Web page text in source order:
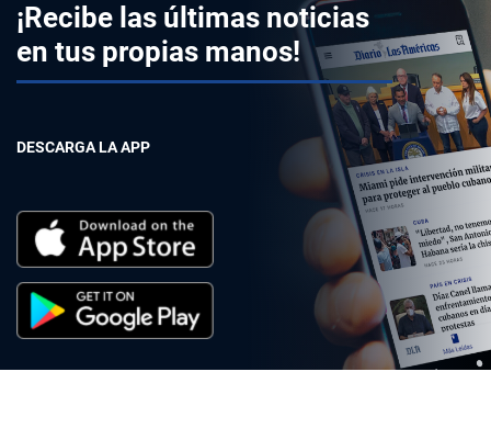
¡Recibe las últimas noticias
en tus propias manos!
DESCARGA LA APP